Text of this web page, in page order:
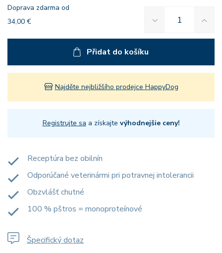
Doprava zdarma od
34,00 €
Přidat do košíku
Najděte nejbližšího prodejce HappyDog
Registrujte sa a získajte výhodnejšie ceny!
Receptúra bez obilnín
Odporúčané veterinármi pri potravnej intolerancii
Obzvlášť chutné
100 % pštros = monoproteínové
Špecifický dotaz